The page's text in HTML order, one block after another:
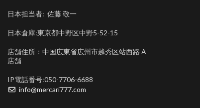
日本担当者: 佐藤 敬一
日本倉庫:東京都中野区中野5-52-15
店舗住所：中国広東省広州市越秀区站西路 A
店舗
IP電話番号:050-7706-6688
info@mercari777.com